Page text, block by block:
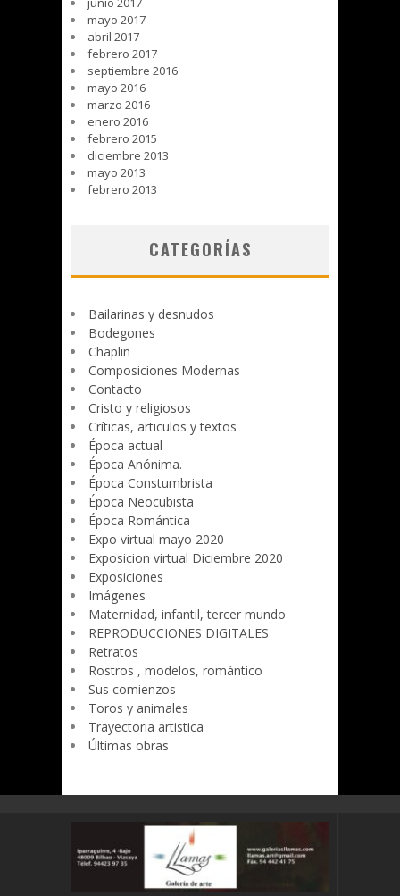
mayo 2017
abril 2017
febrero 2017
septiembre 2016
mayo 2016
marzo 2016
enero 2016
febrero 2015
diciembre 2013
mayo 2013
febrero 2013
CATEGORÍAS
Bailarinas y desnudos
Bodegones
Chaplin
Composiciones Modernas
Contacto
Cristo y religiosos
Críticas, articulos y textos
Época actual
Época Anónima.
Época Constumbrista
Época Neocubista
Época Romántica
Expo virtual mayo 2020
Exposicion virtual Diciembre 2020
Exposiciones
Imágenes
Maternidad, infantil, tercer mundo
REPRODUCCIONES DIGITALES
Retratos
Rostros , modelos, romántico
Sus comienzos
Toros y animales
Trayectoria artistica
Últimas obras